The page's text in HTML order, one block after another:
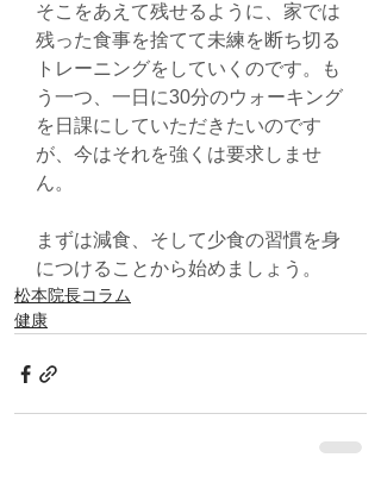
そこをあえて残せるように、家では
残った食事を捨てて未練を断ち切る
トレーニングをしていくのです。も
う一つ、一日に30分のウォーキング
を日課にしていただきたいのです
が、今はそれを強くは要求しませ
ん。
まずは減食、そして少食の習慣を身
につけることから始めましょう。
松本院長コラム
健康